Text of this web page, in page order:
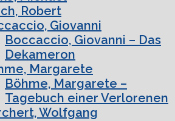
Robert
Giovanni
Boccaccio, Giovanni – Das
Dekameron
Margarete
Böhme, Margarete –
Tagebuch einer Verlorenen
Wolfgang